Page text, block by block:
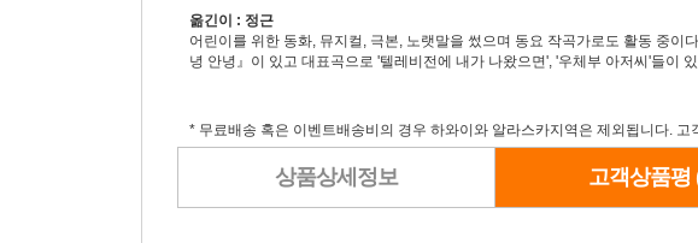
옮긴이 : 정근
어린이를 위한 동화, 뮤지컬, 극본, 노랫말을 썼으며 동요 작곡가로도 활동 중
녕 안녕』이 있고 대표곡으로 '텔레비전에 내가 나왔으면', '우체부 아저씨'들이
* 무료배송 혹은 이벤트배송비의 경우 하와이와 알라스카지역은 제외됩니다.
상품상세정보 고객상품평